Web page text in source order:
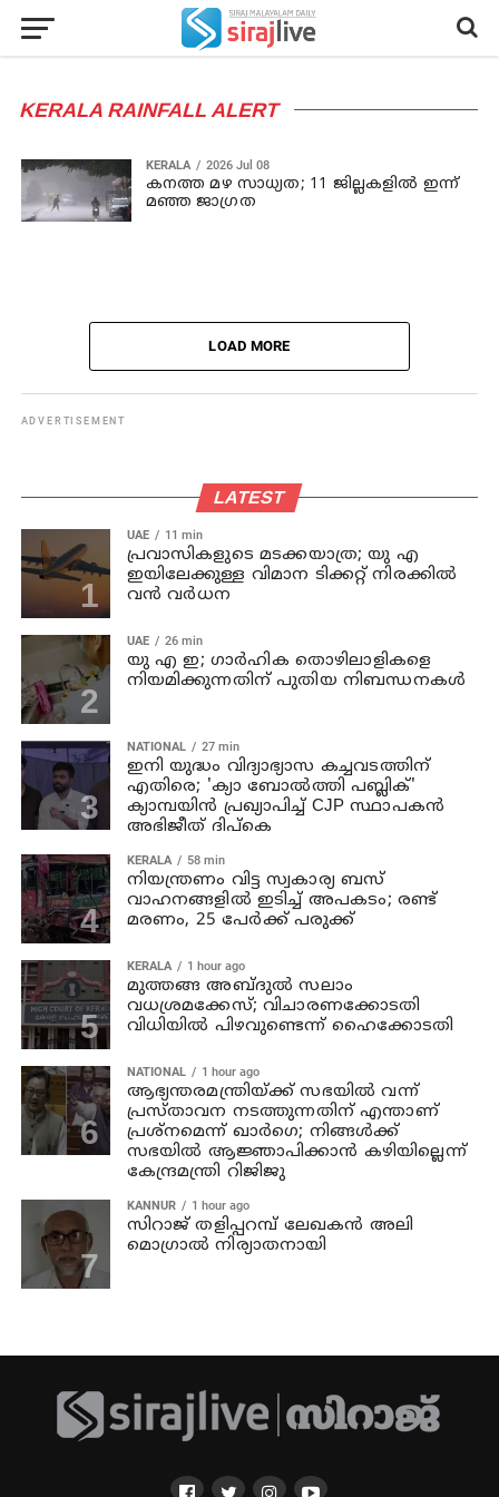
KERALA RAINFALL ALERT
KERALA 2026 Jul 08
കനത്ത മഴ സാധ്യത; 11 ജില്ലകളില്‍ ഇന്ന്
മഞ്ഞ ജാഗ്രത
LOAD MORE
ADVERTISEMENT
LATEST
UAE 11 min
പ്രവാസികളുടെ മടക്കയാത്ര; യു എ
ഇയിലേക്കുള്ള വിമാന ടിക്കറ്റ് നിരക്കിൽ
വൻ വർധന
UAE 26 min
യു എ ഇ; ഗാർഹിക തൊഴിലാളികളെ
നിയമിക്കുന്നതിന് പുതിയ നിബന്ധനകൾ
NATIONAL 27 min
ഇനി യുദ്ധം വിദ്യാഭ്യാസ കച്ചവടത്തിന്
എതിരെ; 'ക്യാ ബോൽത്തി പബ്ലിക്'
ക്യാമ്പയിൻ പ്രഖ്യാപിച്ച് CJP സ്ഥാപകൻ
അഭിജീത് ദിപ്കെ
KERALA 58 min
നിയന്ത്രണം വിട്ട സ്വകാര്യ ബസ്
വാഹനങ്ങളില്‍ ഇടിച്ച് അപകടം; രണ്ട്
മരണം, 25 പേർക്ക് പരുക്ക്
KERALA 1 hour ago
മുത്തങ്ങ അബ്ദുല്‍ സലാം
വധശ്രമക്കേസ്; വിചാരണക്കോടതി
വിധിയില്‍ പിഴവുണ്ടെന്ന് ഹൈക്കോടതി
NATIONAL 1 hour ago
ആഭ്യന്തരമന്ത്രിയ്ക്ക് സഭയില്‍ വന്ന്
പ്രസ്താവന നടത്തുന്നതിന് എന്താണ്
പ്രശ്‌നമെന്ന് ഖാര്‍ഗെ; നിങ്ങള്‍ക്ക്
സഭയില്‍ ആജ്ഞാപിക്കാന്‍ കഴിയില്ലെന്ന്
കേന്ദ്രമന്ത്രി റിജിജു
KANNUR 1 hour ago
സിറാജ് തളിപ്പറമ്പ് ലേഖകൻ അലി
മൊഗ്രാൽ നിര്യാതനായി